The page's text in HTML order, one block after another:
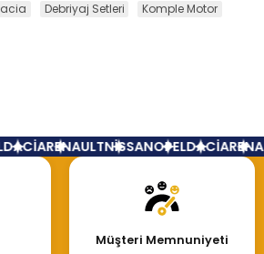
Debriyaj Setleri
Komple Motor
RENAULTNİSSANOPELDACİA
Müşteri Memnuniyeti